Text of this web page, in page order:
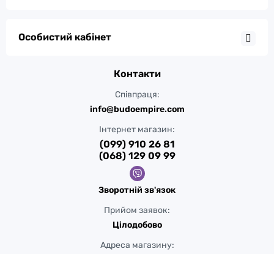
Особистий кабінет
Контакти
Співпраця:
info@budoempire.com
Інтернет магазин:
(099) 910 26 81
(068) 129 09 99
Зворотній зв'язок
Прийом заявок:
Цілодобово
Адреса магазину: